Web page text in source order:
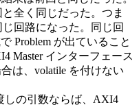
全く同じだった。つま
回路になった。同じ回
Problem が出ていること
Master インターフェース
は、volatile を付けない
しの引数ならば、AXI4